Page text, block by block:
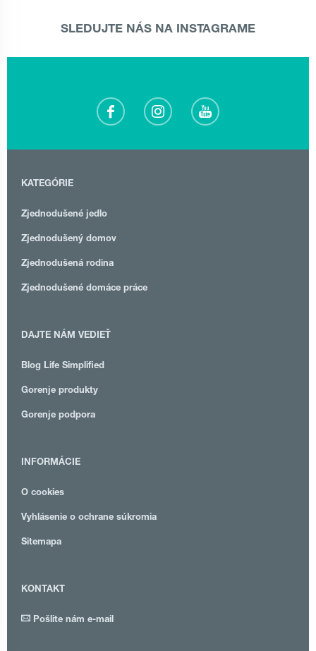
SLEDUJTE NÁS NA INSTAGRAME
KATEGÓRIE
Zjednodušené jedlo
Zjednodušený domov
Zjednodušená rodina
Zjednodušené domáce práce
DAJTE NÁM VEDIEŤ
Blog Life Simplified
Gorenje produkty
Gorenje podpora
INFORMÁCIE
O cookies
Vyhlásenie o ochrane súkromia
Sitemapa
KONTAKT
Pošlite nám e-mail